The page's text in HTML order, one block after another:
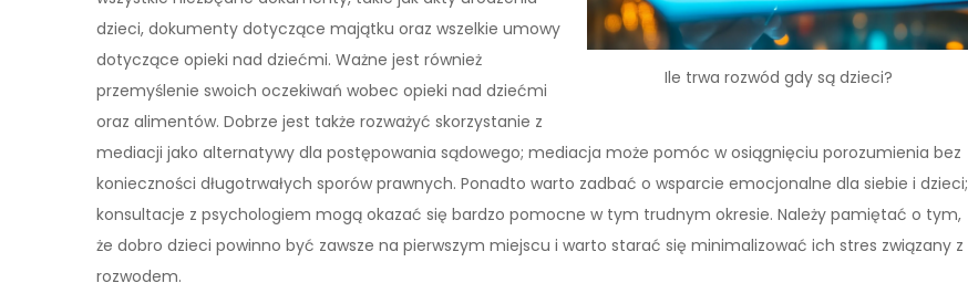
Ile trwa rozwód gdy są dzieci?
dzieci, dokumenty dotyczące majątku oraz wszelkie umowy
dotyczące opieki nad dziećmi. Ważne jest również
przemyślenie swoich oczekiwań wobec opieki nad dziećmi
oraz alimentów. Dobrze jest także rozważyć skorzystanie z
mediacji jako alternatywy dla postępowania sądowego; mediacja może pomóc w osiągnięciu porozumienia bez
konieczności długotrwałych sporów prawnych. Ponadto warto zadbać o wsparcie emocjonalne dla siebie i dzieci;
konsultacje z psychologiem mogą okazać się bardzo pomocne w tym trudnym okresie. Należy pamiętać o tym,
że dobro dzieci powinno być zawsze na pierwszym miejscu i warto starać się minimalizować ich stres związany z
rozwodem.